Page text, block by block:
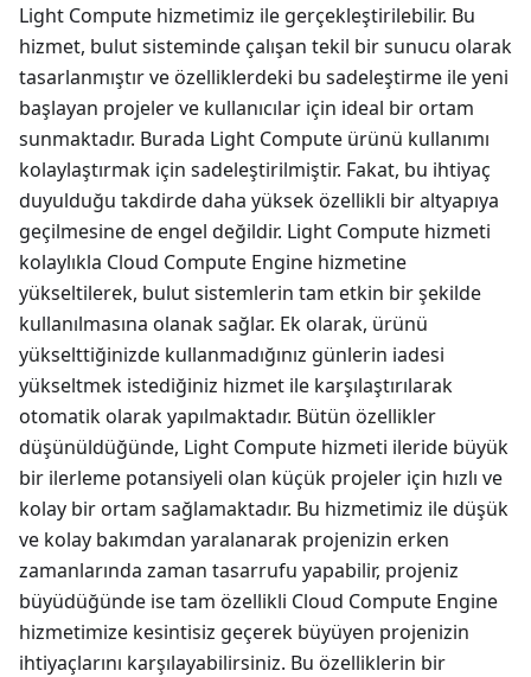
Light Compute hizmetimiz ile gerçekleştirilebilir. Bu
hizmet, bulut sisteminde çalışan tekil bir sunucu olarak
tasarlanmıştır ve özelliklerdeki bu sadeleştirme ile yeni
başlayan projeler ve kullanıcılar için ideal bir ortam
sunmaktadır. Burada Light Compute ürünü kullanımı
kolaylaştırmak için sadeleştirilmiştir. Fakat, bu ihtiyaç
duyulduğu takdirde daha yüksek özellikli bir altyapıya
geçilmesine de engel değildir. Light Compute hizmeti
kolaylıkla Cloud Compute Engine hizmetine
yükseltilerek, bulut sistemlerin tam etkin bir şekilde
kullanılmasına olanak sağlar. Ek olarak, ürünü
yükselttiğinizde kullanmadığınız günlerin iadesi
yükseltmek istediğiniz hizmet ile karşılaştırılarak
otomatik olarak yapılmaktadır. Bütün özellikler
düşünüldüğünde, Light Compute hizmeti ileride büyük
bir ilerleme potansiyeli olan küçük projeler için hızlı ve
kolay bir ortam sağlamaktadır. Bu hizmetimiz ile düşük
ve kolay bakımdan yaralanarak projenizin erken
zamanlarında zaman tasarrufu yapabilir, projeniz
büyüdüğünde ise tam özellikli Cloud Compute Engine
hizmetimize kesintisiz geçerek büyüyen projenizin
ihtiyaçlarını karşılayabilirsiniz. Bu özelliklerin bir